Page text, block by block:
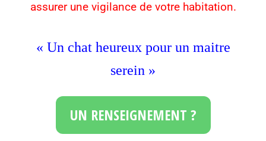
assurer une vigilance de votre habitation.
« Un chat heureux pour un maitre
serein »
UN RENSEIGNEMENT ?